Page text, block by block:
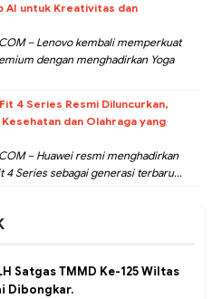
AI untuk Kreativitas dan
– Lenovo kembali memperkuat
dengan menghadirkan Yoga
4 Series Resmi Diluncurkan,
dan Olahraga yang
– Huawei resmi menghadirkan
4 Series sebagai generasi terbaru...
Satgas TMMD Ke-125 Wiltas
Dibongkar.